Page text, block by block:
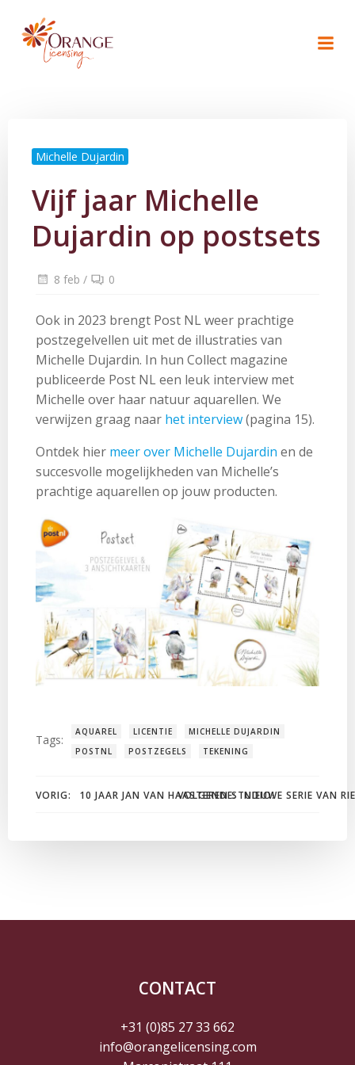
Michelle Dujardin
Vijf jaar Michelle
Dujardin op postsets
8 feb / 0
Ook in 2023 brengt Post NL weer prachtige
postzegelvellen uit met de illustraties van
Michelle Dujardin. In hun Collect magazine
publiceerde Post NL een leuk interview met
Michelle over haar natuur aquarellen. We
verwijzen graag naar het interview(pagina 15).
Ontdek hier meer over Michelle Dujardin en de
succesvolle mogelijkheden van Michelle’s
prachtige aquarellen op jouw producten.
Tags:
AQUAREL LICENTIE
MICHELLE DUJARDIN
POSTNL
POSTZEGELS TEKENING
Bericht
navigatie
VORIG: 10 JAAR JAN VAN HAASTEREN STUDIO!
Bericht
navigatie
VOLGENDE: NIEUWE SERIE VAN
CONTACT
+31 (0)85 27 33 662
info@orangelicensing.com